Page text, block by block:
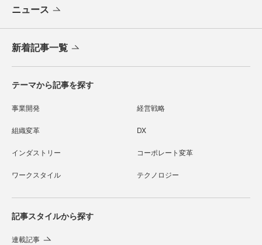
ニュース
新着記事一覧
テーマから記事を探す
事業開発 経営戦略
組織変革 DX
インダストリー コーポレート変革
ワークスタイル テクノロジー
記事スタイルから探す
連載記事